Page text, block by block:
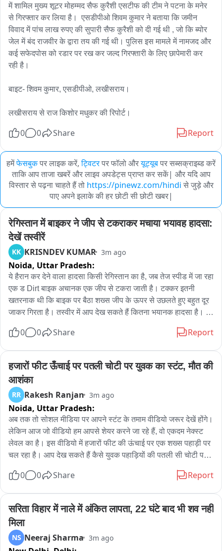
में शामिल मुख्य शूटर मोहम्मद सैफ कुरैशी एसटीफ की टीम ने पटना के मनेर
से गिरफ्तार कर लिया है।  एसडीपीओ शिवम कुमार ने बताया कि जमीन
विवाद में पांच लाख रुपए की सुपारी सैफ कुरैशी को दी गई थी , जो कि ब्योर
जेल में बंद राजवीर के द्वारा तय की गई थी। पुलिस इस मामले में नामजद और
कई सफेदपोस को रडार पर रख कर जल्द गिरफ्तारी के लिए छापेमारी कर
रही है।
बाइट- शिवम कुमार, एसडीपीओ, लखीसराय।
लखीसराय से राज किशोर मधुकर की रिपोर्ट।
0 0 Share Report
हमेंफेसबुकपर लाइक करें, ट्विटरपर फॉलो औरयूट्यूबपर सब्सक्राइब्ड करें
ताकि आप ताजा खबरें और लाइव अपडेट्स प्राप्त कर सकें| और यदि आप
विस्तार से पढ़ना चाहते हैं तो https://pinewz.com/hindi से जुड़े और
पाए अपने इलाके की हर छोटी सी छोटी खबर|
रेगिस्तान में बाइकर ने जीप से टकराकर मचाया भयावह हादसा:
देखें तस्वीरें
KK KRISNDEV KUMAR 3m ago
Noida, Uttar Pradesh:
ये हैरान कर देने वाला हादसा किसी रेगिस्तान का है, जब तेज स्पीड में जा रहा
एक ड Dirt बाइक अचानक एक जीप से टकरा जाती है। टक्कर इतनी
खतरनाक थी कि बाइक पर बैठा शख्स जीप के ऊपर से उछलते हुए बहुत दूर
जाकर गिरता है। तस्वीर में आप देख सकते हैं कितना भयानक हादसा है।
सबक यही है कि बाइक राइडिंग के वक्त सुरक्षा का ध्यान रखना कितना
0 0 Share Report
हजारों फीट ऊँचाई पर पतली चोटी पर युवक का स्टंट, मौत की
आशंका
RR Rakesh Ranjan 3m ago
Noida, Uttar Pradesh:
अब तक तो सोशल मीडिया पर आपने स्टंट के तमाम वीडियो जरूर देखें होंगे।
लेकिन आज जो वीडियो हम आपसे शेयर करने जा रहे हैं, वो एकदम नेक्स्ट
लेवल का है। इस वीडियो में हजारों फीट की ऊंचाई पर एक शख्स पहाड़ी पर
चल रहा है। आप देख सकते हैं कैसे युवक पहाड़ियों की पतली सी चोटी पर
आ रही है। दरअसल, ये खाई नहीं, बल्कि साक्षात मौत ही नजर आ रही है...
साक्षात दिख गई मौत!
0 0 Share Report
सरिता विहार में नाले में अंकित लापता, 22 घंटे बाद भी शव नहीं
मिला
NS Neeraj Sharma 3m ago